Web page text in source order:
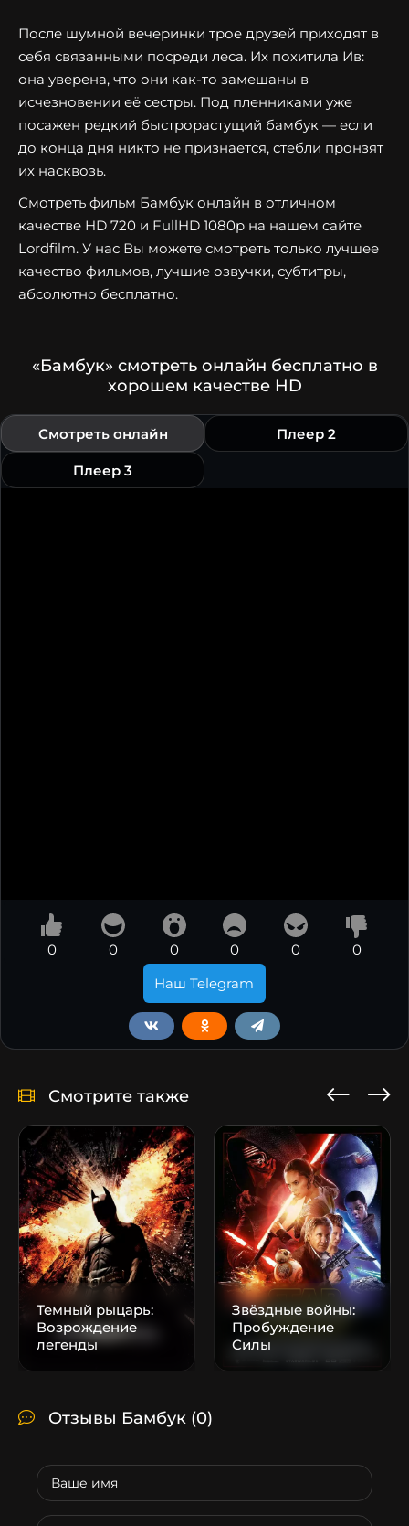
После шумной вечеринки трое друзей приходят в
себя связанными посреди леса. Их похитила Ив:
она уверена, что они как-то замешаны в
исчезновении её сестры. Под пленниками уже
посажен редкий быстрорастущий бамбук — если
до конца дня никто не признается, стебли пронзят
их насквозь.
Смотреть фильм Бамбук онлайн в отличном
качестве HD 720 и FullHD 1080p на нашем сайте
Lordfilm. У нас Вы можете смотреть только лучшее
качество фильмов, лучшие озвучки, субтитры,
абсолютно бесплатно.
«Бамбук» смотреть онлайн бесплатно в
хорошем качестве HD
Смотреть онлайн Плеер 2
Плеер 3
0 0 0 0 0
0
Наш Telegram
Смотрите также
Темный рыцарь:
Возрождение
легенды
Звёздные войны:
Пробуждение
Силы
Отзывы Бамбук (0)